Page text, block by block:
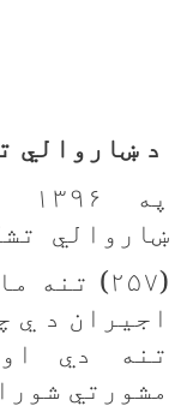
د ښاروالي
ښاروالي
مشورتي